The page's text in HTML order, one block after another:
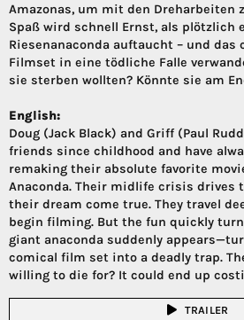
Amazonas, um mit den Dreharbeiten
Spaß wird schnell Ernst, als plötzlich
Riesenanaconda auftaucht – und
Filmset in eine tödliche Falle
sie sterben wollten? Könnte sie am
English:
Doug (Jack Black) and Griff (Paul
friends since childhood and have
remaking their absolute favorite
Anaconda. Their midlife crisis drives
their dream come true. They travel
begin filming. But the fun quickly
giant anaconda suddenly
comical film set into a deadly trap.
willing to die for? It could end up
TRAILER